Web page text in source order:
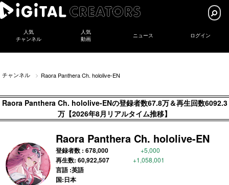
人気
チャンネル
人気
動画
ニュース ログイン
チャンネル Raora Panthera Ch. hololive-EN
Raora Panthera Ch. hololive-ENの登録者数67.8万＆再生回数6092.3
万【2026年8月リアルタイム推移】
Raora Panthera Ch. hololive-EN
登録者数 : 678,000 +5,000
再生数: 60,922,507 +1,058,001
言語 :英語
国:日本